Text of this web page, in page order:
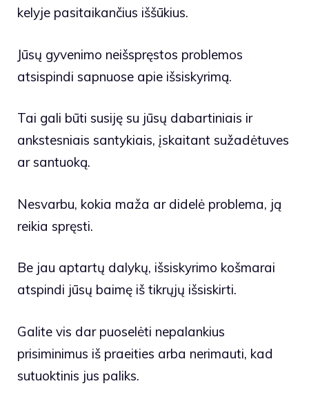
kelyje pasitaikančius iššūkius.
Jūsų gyvenimo neišspręstos problemos
atsispindi sapnuose apie išsiskyrimą.
Tai gali būti susiję su jūsų dabartiniais ir
ankstesniais santykiais, įskaitant sužadėtuves
ar santuoką.
Nesvarbu, kokia maža ar didelė problema, ją
reikia spręsti.
Be jau aptartų dalykų, išsiskyrimo košmarai
atspindi jūsų baimę iš tikrųjų išsiskirti.
Galite vis dar puoselėti nepalankius
prisiminimus iš praeities arba nerimauti, kad
sutuoktinis jus paliks.